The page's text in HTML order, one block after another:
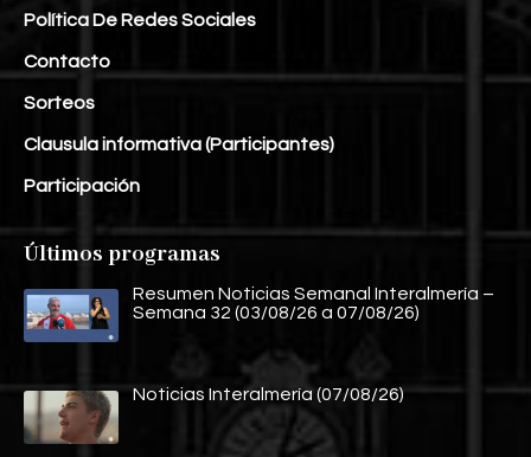
Política De Redes Sociales
Contacto
Sorteos
Clausula informativa (Participantes)
Participación
Últimos programas
Resumen Noticias Semanal Interalmería –
Semana 32 (03/08/26 a 07/08/26)
Noticias Interalmería (07/08/26)